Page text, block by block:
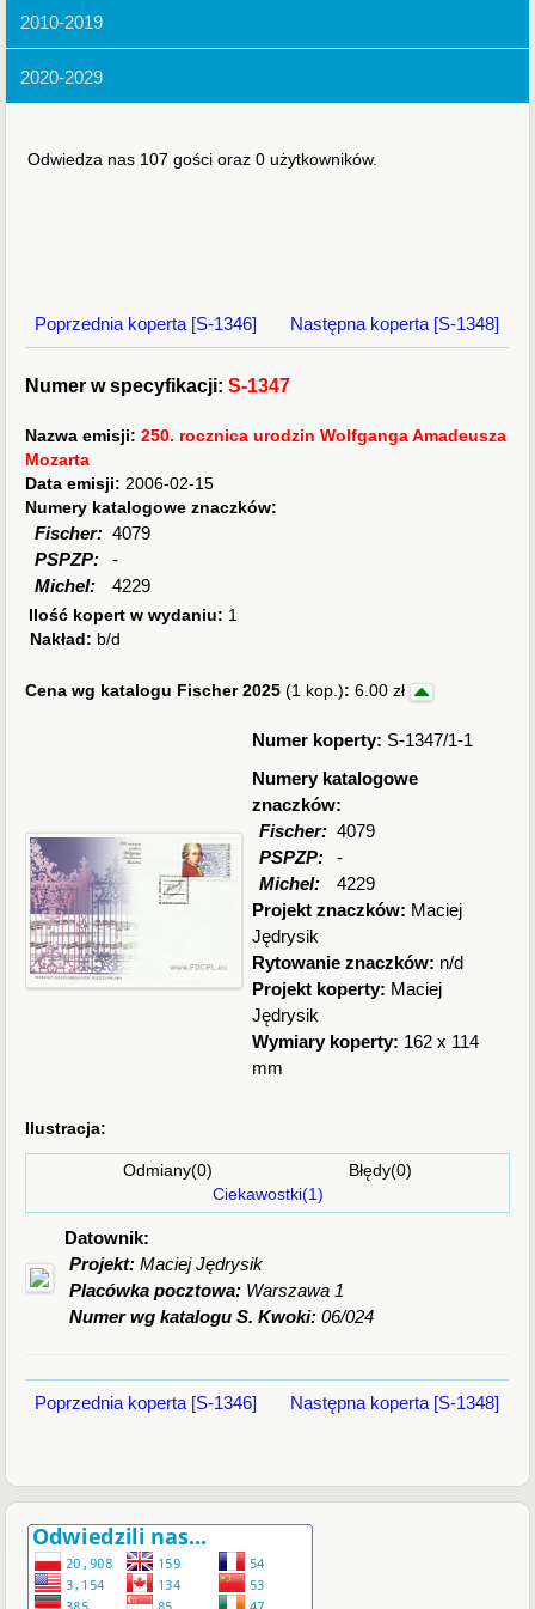
2010-2019
2020-2029
Odwiedza nas 107 gości oraz 0 użytkowników.
Poprzednia koperta [S-1346] Następna koperta [S-1348]
Numer w specyfikacji:S-1347
Nazwa emisji:250. rocznica urodzin Wolfganga Amadeusza
Mozarta
Data emisji:2006-02-15
Numery katalogowe znaczków:
Fischer: 4079
PSPZP:
-
Michel:
4229
Ilość kopert w wydaniu: 1
Nakład: b/d
Cena wg katalogu Fischer 2025(1 kop.): 6.00 zł
Numer koperty: S-1347/1-1
Numery katalogowe
znaczków:
Fischer: 4079
PSPZP:
-
Michel:
4229
Projekt znaczków: Maciej
Jędrysik
Rytowanie znaczków: n/d
Projekt koperty: Maciej
Jędrysik
Wymiary koperty: 162 x 114
mm
Ilustracja:
Odmiany(0) Błędy(0)
Ciekawostki(1)
Datownik:
Projekt:Maciej Jędrysik
Placówka pocztowa: Warszawa 1
Numer wg katalogu S. Kwoki:06/024
Poprzednia koperta [S-1346] Następna koperta [S-1348]